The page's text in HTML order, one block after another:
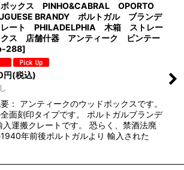
ボックス PINHO&CABRAL OPORTO
BRANDY ポルトガル ブランデ
ート PHILADELPHIA 木箱 ストレー
クス 店舗什器 アンティーク ビンテー
288]
円(税込)
： アンティークのウッドボックスです。
全面刻印タイプです。 ポルトガルブランデ
入運搬クレートです。 恐らく、禁酒法廃
1940年前後ポルトガルより 輸入された